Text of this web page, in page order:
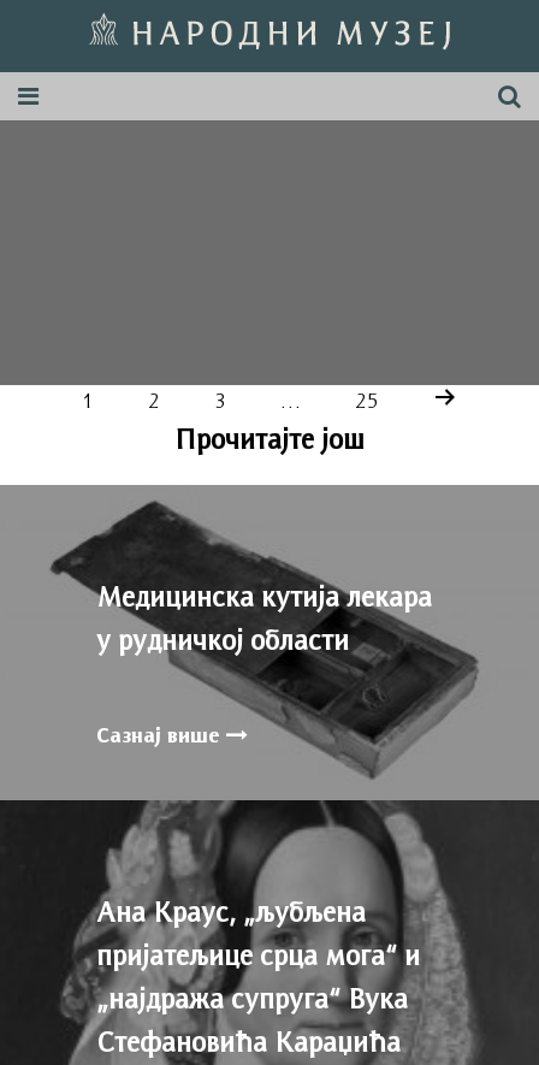
1 2 3 … 25
Прочитајте још
Медицинска кутија лекара
у рудничкој области
Сазнај више
Ана Краус, „љубљена
пријатељице срца мога“ и
„најдража супруга“ Вука
Стефановића Караџића